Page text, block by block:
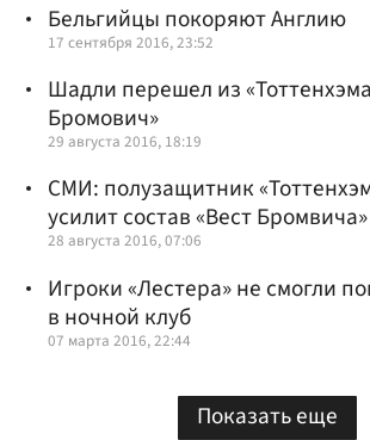
Бельгийцы покоряют Англию
17 сентября 2016, 23:52
Шадли перешел из
Бромович»
29 августа 2016, 18:19
СМИ: полузащитник
усилит состав «Вест Бромвича»
28 августа 2016, 07:06
Игроки «Лестера» не смогли
в ночной клуб
07 марта 2016, 22:44
Показать еще